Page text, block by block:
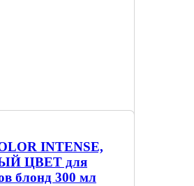
INTENSE,
ЦВЕТ для
блонд 300 мл